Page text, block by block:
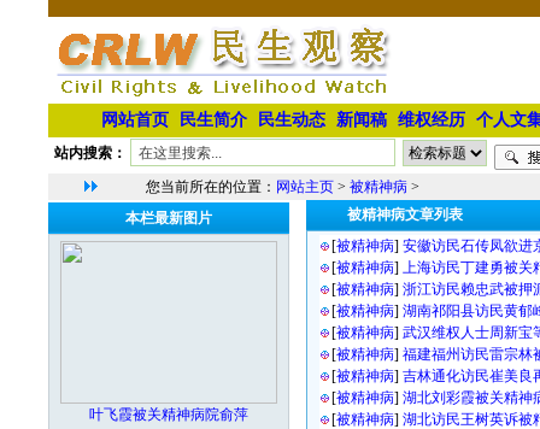
网站首页 民生简介 民生动态 新闻稿 维权经历 个人文
站内搜索：
您当前所在的位置： 网站主页 > 被精神病 >
本栏最新图片
叶飞霞被关精神病院俞萍
被精神病文章列表
[被精神病] 安徽访民石传凤欲进
[被精神病] 上海访民丁建勇被关
[被精神病] 浙江访民赖忠武被押
[被精神病] 湖南祁阳县访民黄郁
[被精神病] 武汉维权人士周新宝
[被精神病] 福建福州访民雷宗林
[被精神病] 吉林通化访民崔美良
[被精神病] 湖北刘彩霞被关精神
[被精神病] 湖北访民王树英诉被